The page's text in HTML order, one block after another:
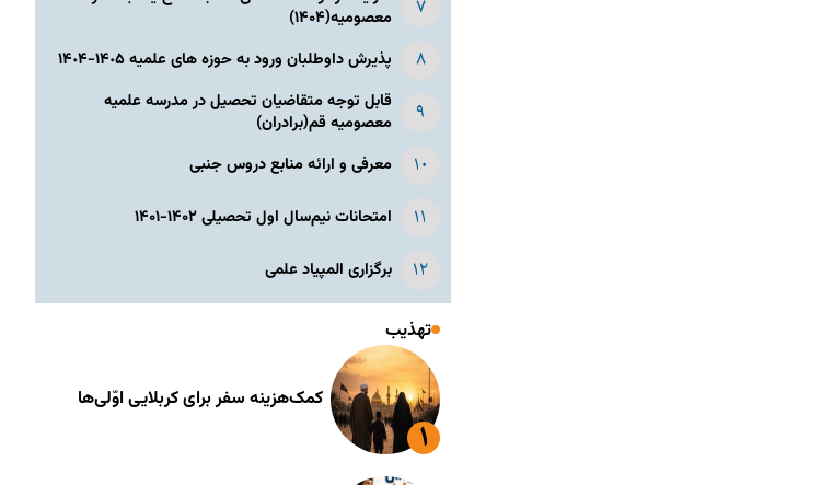
معصومیه(۱۴۰۴)
پذیرش داوطلبان ورود به حوزه های علمیه ١۴٠۵-١۴٠۴
قابل توجه متقاضیان تحصیل در مدرسه علمیه
معصومیه قم(برادران)
معرفی و ارائه منابع دروس جنبی
امتحانات نیم‌سال اول تحصیلی ۱۴۰۲-۱۴۰۱
برگزاری المپیاد علمی
تهذیب
کمک‌هزینه سفر برای کربلایی اوّلی‌ها